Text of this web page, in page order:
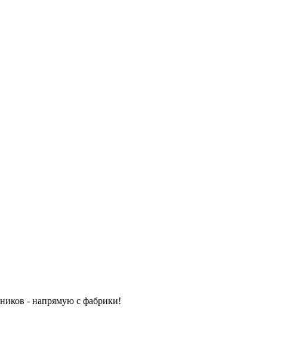
- напрямую с фабрики!